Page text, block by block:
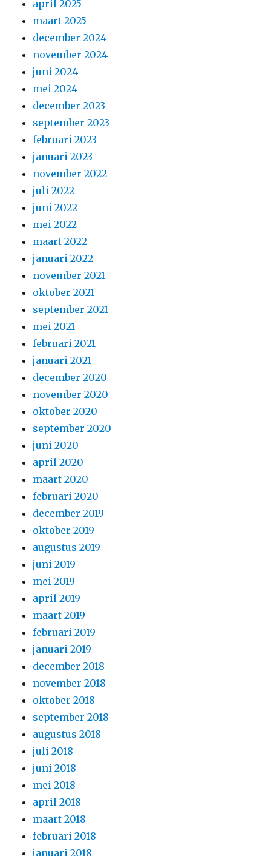
april 2025
maart 2025
december 2024
november 2024
juni 2024
mei 2024
december 2023
september 2023
februari 2023
januari 2023
november 2022
juli 2022
juni 2022
mei 2022
maart 2022
januari 2022
november 2021
oktober 2021
september 2021
mei 2021
februari 2021
januari 2021
december 2020
november 2020
oktober 2020
september 2020
juni 2020
april 2020
maart 2020
februari 2020
december 2019
oktober 2019
augustus 2019
juni 2019
mei 2019
april 2019
maart 2019
februari 2019
januari 2019
december 2018
november 2018
oktober 2018
september 2018
augustus 2018
juli 2018
juni 2018
mei 2018
april 2018
maart 2018
februari 2018
januari 2018